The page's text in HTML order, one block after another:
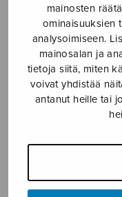
mainosten
ominaisuuksien
analysoimiseen.
mainosalan ja
tietoja siitä, miten
voivat yhdistää
antanut heille tai
Myymälä avoinna
ma–pe klo 10–16 tai
Tallberginkatu 1 B,
00180 Helsinki
myynti@sulasol.fi
puh. 050 305 6502
NÄYTÄ KARTALLA